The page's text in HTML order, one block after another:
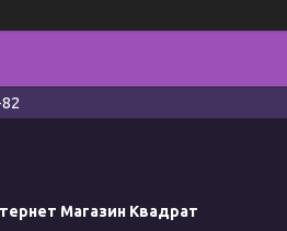
Магазин Квадрат